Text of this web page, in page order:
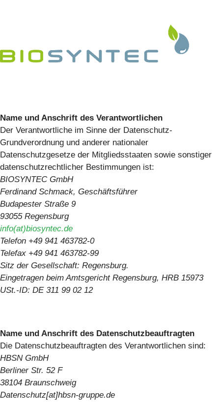
Name und Anschrift des Verantwortlichen
Der Verantwortliche im Sinne der Datenschutz-
Grundverordnung und anderer nationaler
Datenschutzgesetze der Mitgliedsstaaten sowie sonstiger
datenschutzrechtlicher Bestimmungen ist:
BIOSYNTEC GmbH
Ferdinand Schmack, Geschäftsführer
Budapester Straße 9
93055 Regensburg
info(at)biosyntec.de
Telefon +49 941 463782-0
Telefax +49 941 463782-99
Sitz der Gesellschaft: Regensburg.
Eingetragen beim Amtsgericht Regensburg, HRB 15973
USt.-ID: DE 311 99 02 12
Name und Anschrift des Datenschutzbeauftragten
Die Datenschutzbeauftragten des Verantwortlichen sind:
HBSN GmbH
Berliner Str. 52 F
38104 Braunschweig
Datenschutz[at]hbsn-gruppe.de